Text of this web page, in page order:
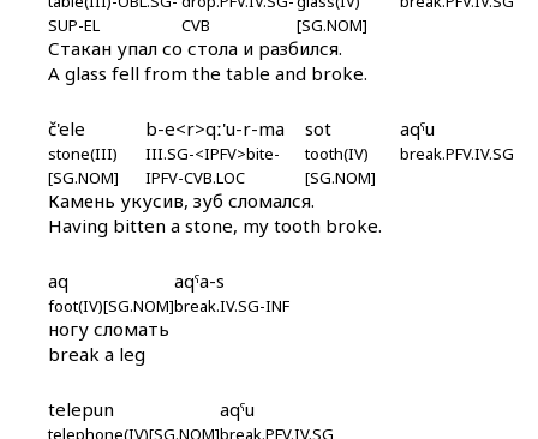
áršašdu
árχ
árχil ɬːan
ásas
áslummus itːu
ásmus
SUP-EL
CVB
[SG.NOM]
Стакан упал со стола и разбился.
A glass fell from the table and broke.
č'ele
stone(III)
[SG.NOM]
b-e<r>qː'u-r-ma
III.SG-<IPFV>bite-
IPFV-CVB.LOC
sot
tooth(IV)
[SG.NOM]
aqˤu
break.PFV.IV.SG
Камень укусив, зуб сломался.
Having bitten a stone, my tooth broke.
aq
foot(IV)[SG.NOM]
aqˤa-s
break.IV.SG-INF
ногу сломать
break a leg
telepun
telephone(IV)[SG.NOM]
aqˤu
break.PFV.IV.SG